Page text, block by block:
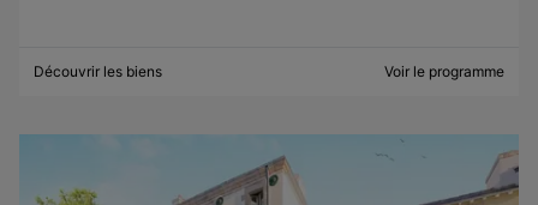
Découvrir les biens Voir le programme